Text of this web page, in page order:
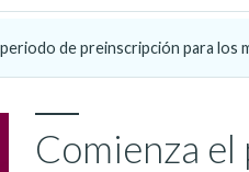
de preinscripción para
Comienza